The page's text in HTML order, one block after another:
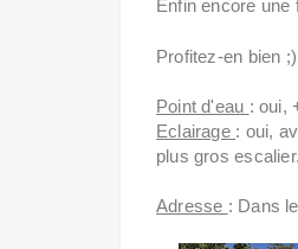
Enfin encore
Profitez-en bien ;)
Point d'eau : oui,
Eclairage : oui,
plus gros escalier.
Adresse : Dans